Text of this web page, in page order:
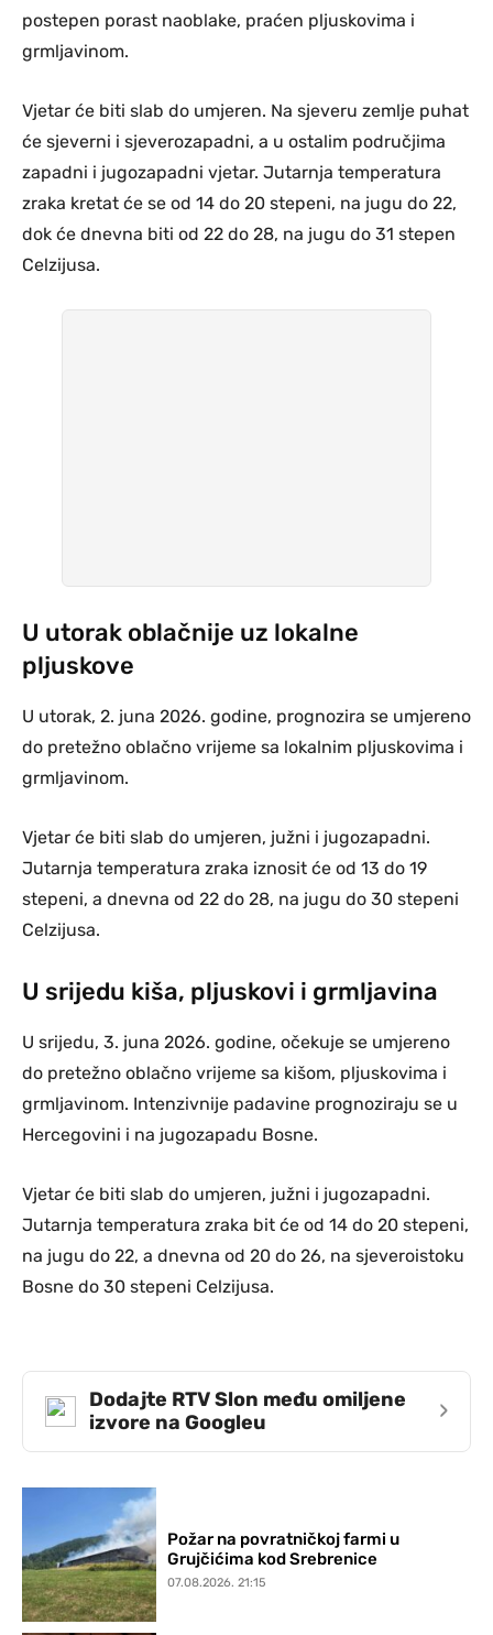
postepen porast naoblake, praćen pljuskovima i
grmljavinom.
Vjetar će biti slab do umjeren. Na sjeveru zemlje puhat
će sjeverni i sjeverozapadni, a u ostalim područjima
zapadni i jugozapadni vjetar. Jutarnja temperatura
zraka kretat će se od 14 do 20 stepeni, na jugu do 22,
dok će dnevna biti od 22 do 28, na jugu do 31 stepen
Celzijusa.
U utorak oblačnije uz lokalne
pljuskove
U utorak, 2. juna 2026. godine, prognozira se umjereno
do pretežno oblačno vrijeme sa lokalnim pljuskovima i
grmljavinom.
Vjetar će biti slab do umjeren, južni i jugozapadni.
Jutarnja temperatura zraka iznosit će od 13 do 19
stepeni, a dnevna od 22 do 28, na jugu do 30 stepeni
Celzijusa.
U srijedu kiša, pljuskovi i grmljavina
U srijedu, 3. juna 2026. godine, očekuje se umjereno
do pretežno oblačno vrijeme sa kišom, pljuskovima i
grmljavinom. Intenzivnije padavine prognoziraju se u
Hercegovini i na jugozapadu Bosne.
Vjetar će biti slab do umjeren, južni i jugozapadni.
Jutarnja temperatura zraka bit će od 14 do 20 stepeni,
na jugu do 22, a dnevna od 20 do 26, na sjeveroistoku
Bosne do 30 stepeni Celzijusa.
Dodajte RTV Slon među omiljene
izvore na Googleu
›
Požar na povratničkoj farmi u
Grujčićima kod Srebrenice
07.08.2026. 21:15